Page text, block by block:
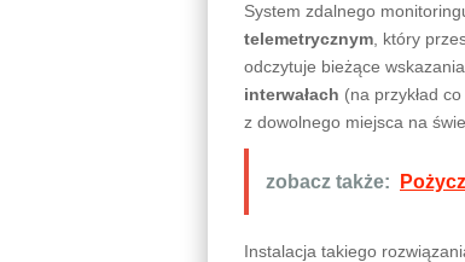
System zdalnego
telemetrycznym , który
odczytuje bieżące
interwałach (na przykład
z dowolnego miejsca na
zobacz także:
Instalacja takiego